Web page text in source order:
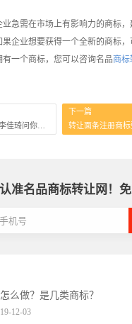
需在市场上有影响力的商标，
果企业想要获得一个全新的商标
有一个商标，您可以咨询名品商标
下一篇
转让面条注册商标
准名品商标转让网！免
么做？是几类商标？
12-03